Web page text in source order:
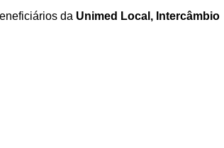
da Unimed Local, Intercâmbio